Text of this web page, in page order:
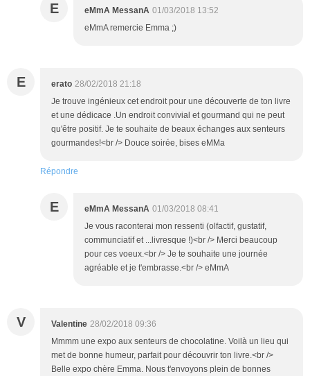
E eMmA MessanA 01/03/2018 13:52
eMmA remercie Emma ;)
E erato 28/02/2018 21:18
Je trouve ingénieux cet endroit pour une découverte de ton livre
et une dédicace .Un endroit convivial et gourmand qui ne peut
qu'être positif. Je te souhaite de beaux échanges aux senteurs
gourmandes!<br /> Douce soirée, bises eMMa
Répondre
E eMmA MessanA 01/03/2018 08:41
Je vous raconterai mon ressenti (olfactif, gustatif,
communciatif et ...livresque !)<br /> Merci beaucoup
pour ces voeux.<br /> Je te souhaite une journée
agréable et je t'embrasse.<br /> eMmA
V Valentine 28/02/2018 09:36
Mmmm une expo aux senteurs de chocolatine. Voilà un lieu qui
met de bonne humeur, parfait pour découvrir ton livre.<br />
Belle expo chère Emma. Nous t'envoyons plein de bonnes